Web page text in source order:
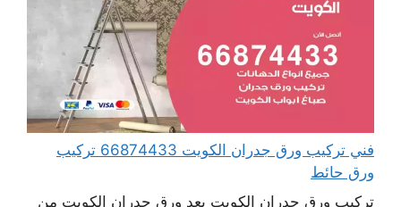
فني تركيب ورق جدران الكويت 66874433 تركيب
ورق حائط
تركيب ورق جدران الكويت يعد ورق جدران الكويت من